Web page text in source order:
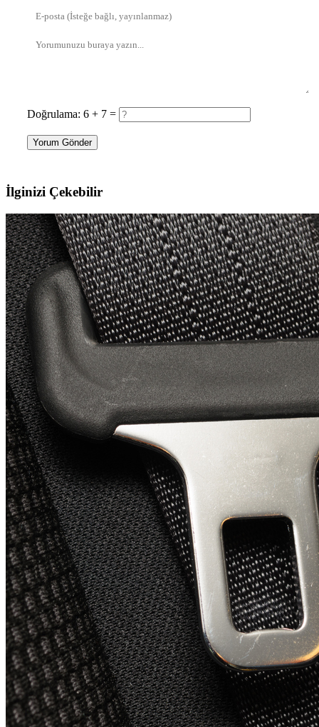
Doğrulama: 6 + 7 =
Yorum Gönder
İlginizi Çekebilir